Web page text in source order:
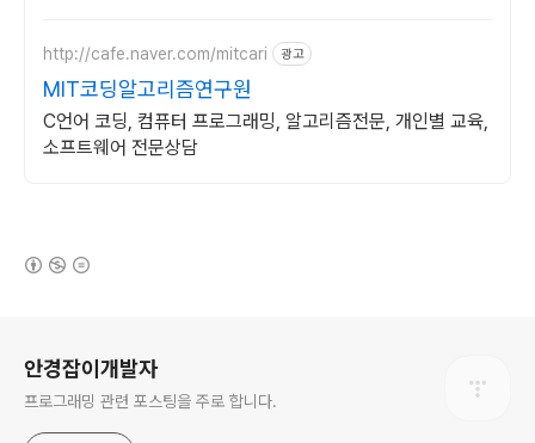
http://cafe.naver.com/mitcari 광고
MIT코딩알고리즘연구원
C언어 코딩, 컴퓨터 프로그래밍, 알고리즘전문, 개인별 교육,
소프트웨어 전문상담
안경잡이개발자
프로그래밍 관련 포스팅을 주로 합니다.